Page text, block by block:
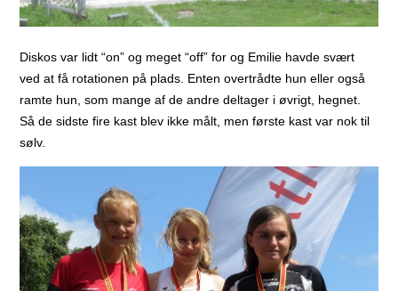
Diskos var lidt “on” og meget “off” for og Emilie havde svært
ved at få rotationen på plads. Enten overtrådte hun eller også
ramte hun, som mange af de andre deltager i øvrigt, hegnet.
Så de sidste fire kast blev ikke målt, men første kast var nok til
sølv.